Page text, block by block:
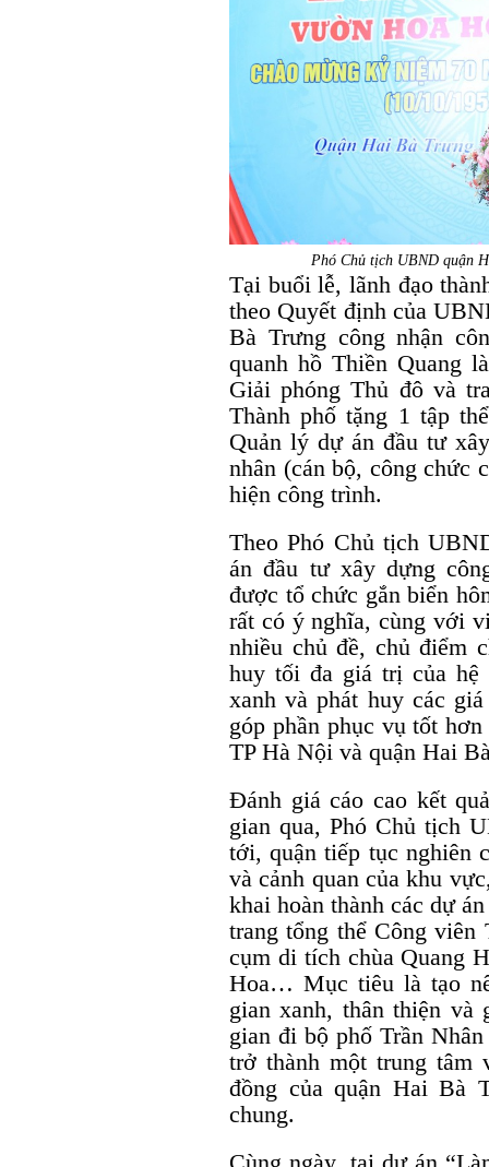
Phó Chủ tịch UBND quận
Tại buổi lễ, lãnh đạo
theo Quyết định của
Bà Trưng công nhận
quanh hồ Thiền Quang
Giải phóng Thủ đô và
Thành phố tặng 1 tập
Quản lý dự án đầu tư
nhân (cán bộ, công chức
hiện công trình.
Theo Phó Chủ tịch
án đầu tư xây dựng
được tổ chức gắn biển
rất có ý nghĩa, cùng với
nhiều chủ đề, chủ điểm
huy tối đa giá trị của hệ
xanh và phát huy các
góp phần phục vụ tốt
TP Hà Nội và quận Hai
Đánh giá cáo cao kết
gian qua, Phó Chủ tịch
tới, quận tiếp tục nghiên
và cảnh quan của khu
khai hoàn thành các dự
trang tổng thể Công
cụm di tích chùa Quang
Hoa… Mục tiêu là tạo
gian xanh, thân thiện
gian đi bộ phố Trần
trở thành một trung tâm
đồng của quận Hai Bà
chung.